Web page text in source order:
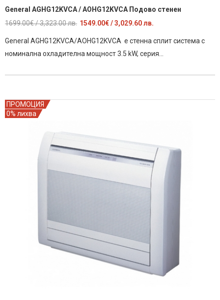
General AGHG12KVCA / AOHG12KVCA Подово стенен
1699.00€/ 3,323.00 лв.Original
/
лв..
1549.00€/ 3,029.60 лв.
/
лв..
General AGHG12KVCA/AOHG12KVCA е стенна сплит система с
номинална охладителна мощност 3.5 kW, серия…
ПРОМОЦИЯ
0% лихва